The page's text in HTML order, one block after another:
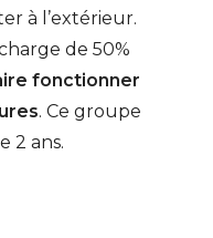
à l’extérieur.
de 50%
fonctionner
. Ce groupe
2 ans.